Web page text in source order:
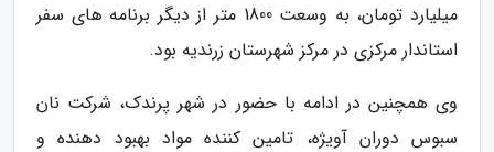
میلیارد تومان، به وسعت 1800 متر از دیگر برنامه های سفر
استاندار مرکزی در مرکز شهرستان زرندیه بود.
وی همچنین در ادامه با حضور در شهر پرندک، شرکت نان
سبوس دوران آویژه، تامین کننده مواد بهبود دهنده و